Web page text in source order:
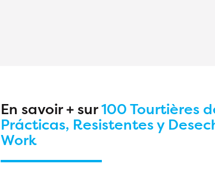
En savoir + sur100 Tourtières
Prácticas, Resistentes y
Work